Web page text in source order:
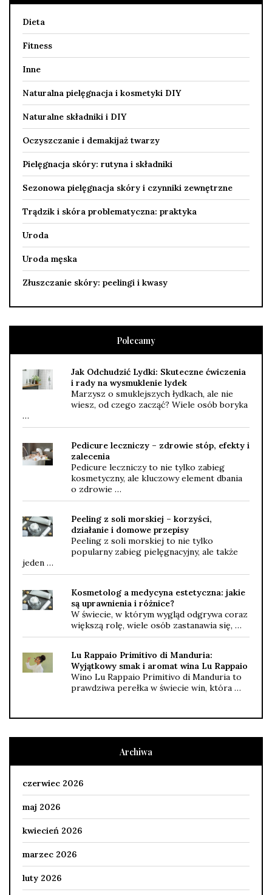
Dieta
Fitness
Inne
Naturalna pielęgnacja i kosmetyki DIY
Naturalne składniki i DIY
Oczyszczanie i demakijaż twarzy
Pielęgnacja skóry: rutyna i składniki
Sezonowa pielęgnacja skóry i czynniki zewnętrzne
Trądzik i skóra problematyczna: praktyka
Uroda
Uroda męska
Złuszczanie skóry: peelingi i kwasy
Polecamy
Jak Odchudzić Lydki: Skuteczne ćwiczenia
i rady na wysmuklenie lydek
Marzysz o smuklejszych łydkach, ale nie
wiesz, od czego zacząć? Wiele osób boryka
…
Pedicure leczniczy – zdrowie stóp, efekty i
zalecenia
Pedicure leczniczy to nie tylko zabieg
kosmetyczny, ale kluczowy element dbania
o zdrowie …
Peeling z soli morskiej – korzyści,
działanie i domowe przepisy
Peeling z soli morskiej to nie tylko
popularny zabieg pielęgnacyjny, ale także
jeden …
Kosmetolog a medycyna estetyczna: jakie
są uprawnienia i różnice?
W świecie, w którym wygląd odgrywa coraz
większą rolę, wiele osób zastanawia się, …
Lu Rappaio Primitivo di Manduria:
Wyjątkowy smak i aromat wina Lu Rappaio
Wino Lu Rappaio Primitivo di Manduria to
prawdziwa perełka w świecie win, która …
Archiwa
czerwiec 2026
maj 2026
kwiecień 2026
marzec 2026
luty 2026